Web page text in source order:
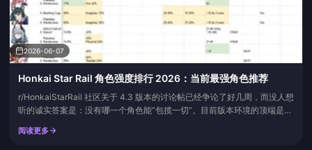
2026-06-07
Honkai Star Rail 角色强度排行 2026：当前最强角色推荐
r/HonkaiStarRail 社区关于 4.3 版本的讨论帖已经争论了好几周，而没人想
听的诚实答案是：没有哪一个角色能“包揽一切”。目前版本环境的顶端是由
Sparxie）与顶尖同谐辅助共同构成的紧密生态，而哪一个最适合你，完全
阅读更多